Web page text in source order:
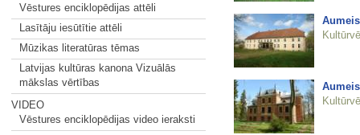
Vēstures enciklopēdijas attēli
Lasītāju iesūtītie attēli
Mūzikas literatūras tēmas
Latvijas kultūras kanona Vizuālās
mākslas vērtības
VIDEO
Vēstures enciklopēdijas video ieraksti